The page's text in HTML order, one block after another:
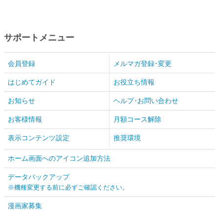
サポートメニュー
会員登録 メルマガ登録･変更
はじめてガイド お役立ち情報
お知らせ ヘルプ･お問い合わせ
お客様情報 月額コース解除
表示コンテンツ設定 推奨環境
ホーム画面へのアイコン追加方法
データバックアップ
※機種変更する前に必ずご確認ください。
漫画家募集